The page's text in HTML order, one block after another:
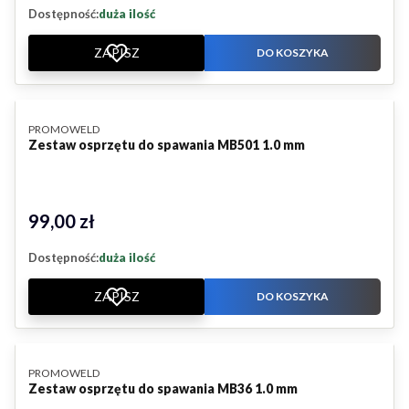
Dostępność:duża ilość
ZAPISZ DO KOSZYKA
Zestaw osprzętu do spawania MB501 1.0 mm
PRODUCENT
PROMOWELD
Cena
99,00 zł
Dostępność:duża ilość
ZAPISZ DO KOSZYKA
Zestaw osprzętu do spawania MB36 1.0 mm
PRODUCENT
PROMOWELD